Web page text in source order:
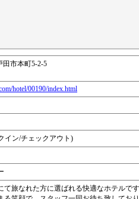
田市本町5-2-5
hotel/00190/index.html
イン/チェックアウト)
て旅なれた方に選ばれる快適なホテルで